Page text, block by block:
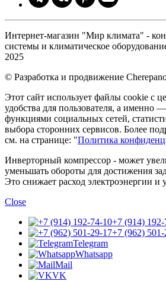
Интернет-магазин "Мир климата" -
системы и климатическое
2025
© Разработка и продвижение
Этот сайт использует файлы cookie с
удобства для пользователя, а именно
функциями социальных сетей,
выбора сторонних сервисов. Более
см. на странице: "Политика
Инверторный компрессор - может
уменьшать обороты для достижения
Это снижает расход электроэнергии и
Close
+7 (914)
+7 (962)
Telegram
Whatsapp
Mail
VK